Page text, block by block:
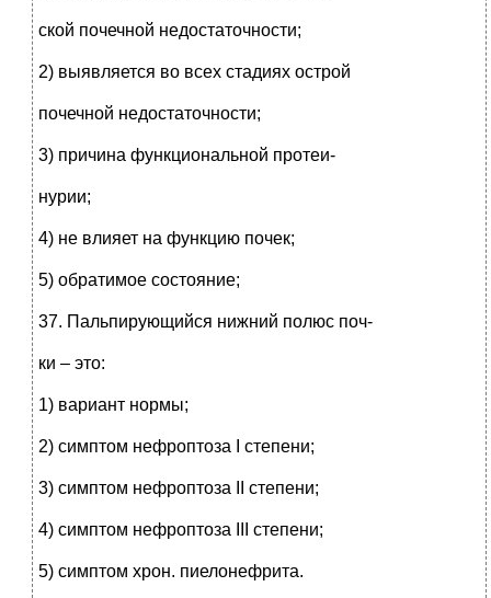
ской почечной недостаточности;
2) выявляется во всех стадиях острой
почечной недостаточности;
3) причина функциональной протеи-
нурии;
4) не влияет на функцию почек;
5) обратимое состояние;
37. Пальпирующийся нижний полюс поч-
ки – это:
1) вариант нормы;
2) симптом нефроптоза I степени;
3) симптом нефроптоза II степени;
4) симптом нефроптоза III степени;
5) симптом хрон. пиелонефрита.